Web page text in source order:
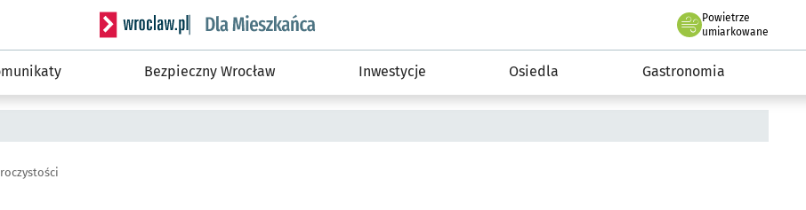
Serwis informacyjny wroclaw.pl podserwis: Dla mieszkańca
Powietrze
we Wrocławiu
umiarkowane
Bezpieczny Wrocław Inwestycje Osiedla Gastronomia